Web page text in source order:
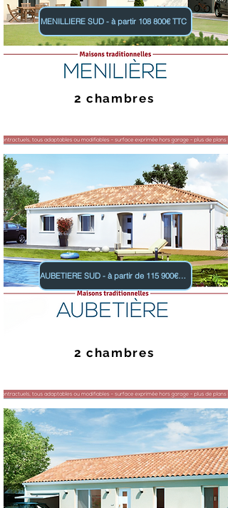
MENILLIERE SUD - à partir 108 800€ TTC
2 chambres
AUBETIERE SUD - à partir de 115 900€ TTC
2 chambres